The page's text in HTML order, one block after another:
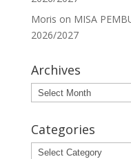
Moris on MISA
2026/2027
Archives
Archives
Categories
Categories